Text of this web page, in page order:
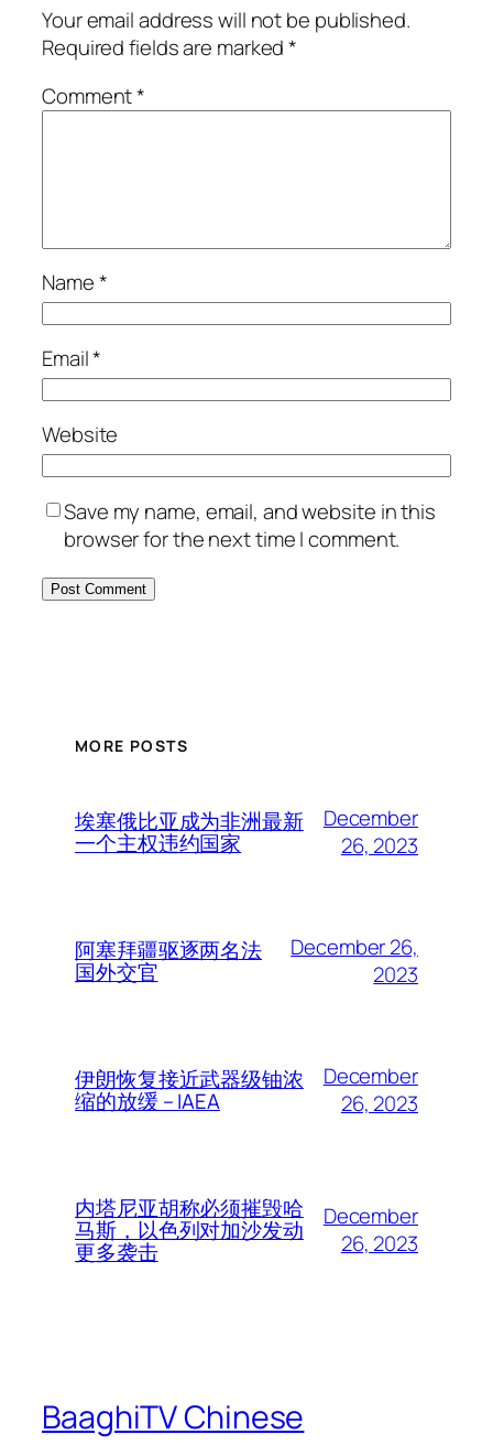
Your email address will not be published.
Required fields are marked*
Comment*
Name*
Email*
Website
Save my name, email, and website in this
browser for the next time I comment.
MORE POSTS
埃塞俄比亚成为非洲最新
一个主权违约国家
December
26, 2023
阿塞拜疆驱逐两名法
国外交官
December 26,
2023
伊朗恢复接近武器级铀浓
缩的放缓 – IAEA
December
26, 2023
内塔尼亚胡称必须摧毁哈
马斯，以色列对加沙发动
更多袭击
December
26, 2023
BaaghiTV Chinese